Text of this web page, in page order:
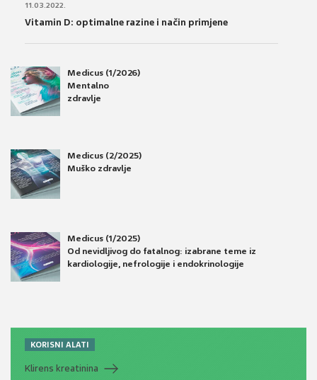
11.03.2022.
Vitamin D: optimalne razine i način primjene
Medicus (1/2026)
Mentalno
zdravlje
Medicus (2/2025)
Muško zdravlje
Medicus (1/2025)
Od nevidljivog do fatalnog: izabrane teme iz
kardiologije, nefrologije i endokrinologije
KORISNI ALATI
Klirens kreatinina